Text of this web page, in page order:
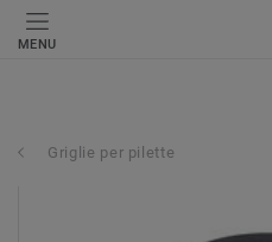
MENU
Griglie per pilette